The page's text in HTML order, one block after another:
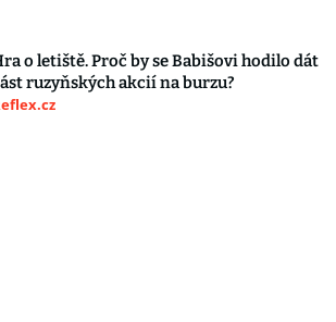
o letiště. Proč by se Babišovi hodilo dát
ruzyňských akcií na burzu?